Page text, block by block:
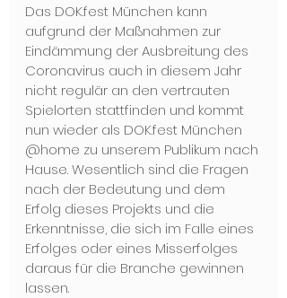
Das DOK.fest München kann
aufgrund der Maßnahmen zur
Eindämmung der Aus­brei­tung des
Coronavirus auch in diesem Jahr
nicht regulär an den vertrauten
Spiel­orten stattfinden und kommt
nun wieder als DOK.fest München
@home zu unserem Publikum nach
Hause. Wesentlich sind die Fragen
nach der Bedeutung und dem
Erfolg dieses Projekts und die
Erkenntnisse, die sich im Falle eines
Erfolges oder eines Misserfolges
daraus für die Branche gewinnen
lassen.